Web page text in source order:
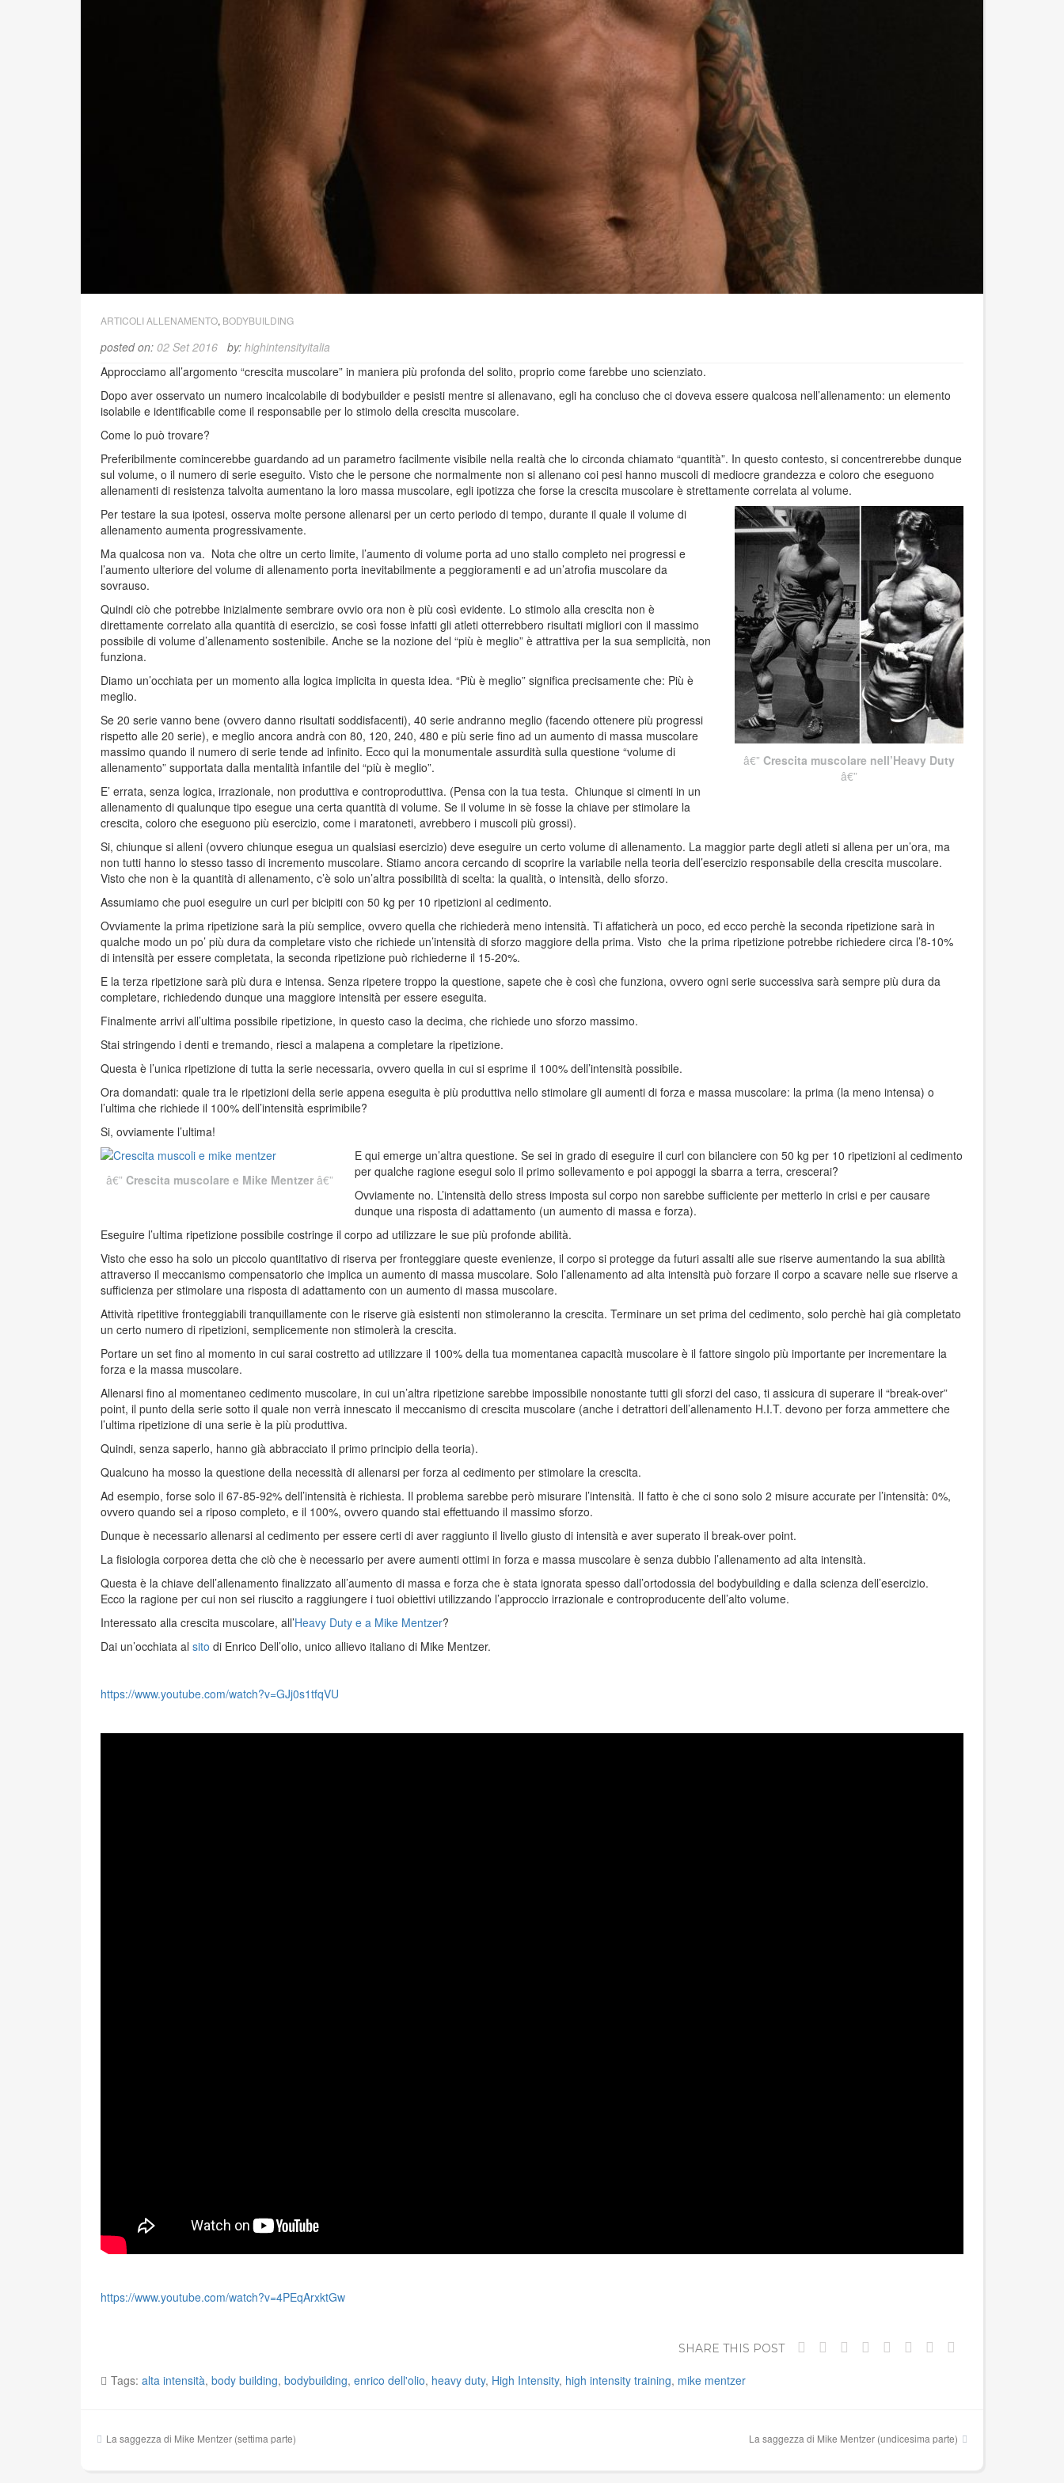
ARTICOLI ALLENAMENTO, BODYBUILDING
posted on: 02 Set 2016 by: highintensityitalia
Approcciamo all’argomento “crescita muscolare” in maniera più profonda del solito, proprio come farebbe uno scienziato.
Dopo aver osservato un numero incalcolabile di bodybuilder e pesisti mentre si allenavano, egli ha concluso che ci doveva essere qualcosa nell’allenamento: un elemento
isolabile e identificabile come il responsabile per lo stimolo della crescita muscolare.
Come lo può trovare?
Preferibilmente comincerebbe guardando ad un parametro facilmente visibile nella realtà che lo circonda chiamato “quantità”. In questo contesto, si concentrerebbe dunque
sul volume, o il numero di serie eseguito. Visto che le persone che normalmente non si allenano coi pesi hanno muscoli di mediocre grandezza e coloro che eseguono
allenamenti di resistenza talvolta aumentano la loro massa muscolare, egli ipotizza che forse la crescita muscolare è strettamente correlata al volume.
Crescita muscolare nell’Heavy Duty
Per testare la sua ipotesi, osserva molte persone allenarsi per un certo periodo di tempo, durante il quale il volume di
allenamento aumenta progressivamente.
Ma qualcosa non va. Nota che oltre un certo limite, l’aumento di volume porta ad uno stallo completo nei progressi e
l’aumento ulteriore del volume di allenamento porta inevitabilmente a peggioramenti e ad un’atrofia muscolare da
sovrauso.
Quindi ciò che potrebbe inizialmente sembrare ovvio ora non è più così evidente. Lo stimolo alla crescita non è
direttamente correlato alla quantità di esercizio, se così fosse infatti gli atleti otterrebbero risultati migliori con il massimo
possibile di volume d’allenamento sostenibile. Anche se la nozione del “più è meglio” è attrattiva per la sua semplicità, non
funziona.
Diamo un’occhiata per un momento alla logica implicita in questa idea. “Più è meglio” significa precisamente che: Più è
meglio.
Se 20 serie vanno bene (ovvero danno risultati soddisfacenti), 40 serie andranno meglio (facendo ottenere più progressi
rispetto alle 20 serie), e meglio ancora andrà con 80, 120, 240, 480 e più serie fino ad un aumento di massa muscolare
massimo quando il numero di serie tende ad infinito. Ecco qui la monumentale assurdità sulla questione “volume di
allenamento” supportata dalla mentalità infantile del “più è meglio”.
E’ errata, senza logica, irrazionale, non produttiva e controproduttiva. (Pensa con la tua testa. Chiunque si cimenti in un
allenamento di qualunque tipo esegue una certa quantità di volume. Se il volume in sè fosse la chiave per stimolare la
crescita, coloro che eseguono più esercizio, come i maratoneti, avrebbero i muscoli più grossi).
Si, chiunque si alleni (ovvero chiunque esegua un qualsiasi esercizio) deve eseguire un certo volume di allenamento. La maggior parte degli atleti si allena per un’ora, ma
non tutti hanno lo stesso tasso di incremento muscolare. Stiamo ancora cercando di scoprire la variabile nella teoria dell’esercizio responsabile della crescita muscolare.
Visto che non è la quantità di allenamento, c’è solo un’altra possibilità di scelta: la qualità, o intensità, dello sforzo.
Assumiamo che puoi eseguire un curl per bicipiti con 50 kg per 10 ripetizioni al cedimento.
Ovviamente la prima ripetizione sarà la più semplice, ovvero quella che richiederà meno intensità. Ti affaticherà un poco, ed ecco perchè la seconda ripetizione sarà in
qualche modo un po’ più dura da completare visto che richiede un’intensità di sforzo maggiore della prima. Visto che la prima ripetizione potrebbe richiedere circa l’8-10%
di intensità per essere completata, la seconda ripetizione può richiederne il 15-20%.
E la terza ripetizione sarà più dura e intensa. Senza ripetere troppo la questione, sapete che è così che funziona, ovvero ogni serie successiva sarà sempre più dura da
completare, richiedendo dunque una maggiore intensità per essere eseguita.
Finalmente arrivi all’ultima possibile ripetizione, in questo caso la decima, che richiede uno sforzo massimo.
Stai stringendo i denti e tremando, riesci a malapena a completare la ripetizione.
Questa è l’unica ripetizione di tutta la serie necessaria, ovvero quella in cui si esprime il 100% dell’intensità possibile.
Ora domandati: quale tra le ripetizioni della serie appena eseguita è più produttiva nello stimolare gli aumenti di forza e massa muscolare: la prima (la meno intensa) o
l’ultima che richiede il 100% dell’intensità esprimibile?
Si, ovviamente l’ultima!
Crescita muscolare e Mike Mentzer
E qui emerge un’altra questione. Se sei in grado di eseguire il curl con bilanciere con 50 kg per 10 ripetizioni al cedimento
per qualche ragione esegui solo il primo sollevamento e poi appoggi la sbarra a terra, crescerai?
Ovviamente no. L’intensità dello stress imposta sul corpo non sarebbe sufficiente per metterlo in crisi e per causare
dunque una risposta di adattamento (un aumento di massa e forza).
Eseguire l’ultima ripetizione possibile costringe il corpo ad utilizzare le sue più profonde abilità.
Visto che esso ha solo un piccolo quantitativo di riserva per fronteggiare queste evenienze, il corpo si protegge da futuri assalti alle sue riserve aumentando la sua abilità
attraverso il meccanismo compensatorio che implica un aumento di massa muscolare. Solo l’allenamento ad alta intensità può forzare il corpo a scavare nelle sue riserve a
sufficienza per stimolare una risposta di adattamento con un aumento di massa muscolare.
Attività ripetitive fronteggiabili tranquillamente con le riserve già esistenti non stimoleranno la crescita. Terminare un set prima del cedimento, solo perchè hai già completato
un certo numero di ripetizioni, semplicemente non stimolerà la crescita.
Portare un set fino al momento in cui sarai costretto ad utilizzare il 100% della tua momentanea capacità muscolare è il fattore singolo più importante per incrementare la
forza e la massa muscolare.
Allenarsi fino al momentaneo cedimento muscolare, in cui un’altra ripetizione sarebbe impossibile nonostante tutti gli sforzi del caso, ti assicura di superare il “break-over”
point, il punto della serie sotto il quale non verrà innescato il meccanismo di crescita muscolare (anche i detrattori dell’allenamento H.I.T. devono per forza ammettere che
l’ultima ripetizione di una serie è la più produttiva.
Quindi, senza saperlo, hanno già abbracciato il primo principio della teoria).
Qualcuno ha mosso la questione della necessità di allenarsi per forza al cedimento per stimolare la crescita.
Ad esempio, forse solo il 67-85-92% dell’intensità è richiesta. Il problema sarebbe però misurare l’intensità. Il fatto è che ci sono solo 2 misure accurate per l’intensità: 0%,
ovvero quando sei a riposo completo, e il 100%, ovvero quando stai effettuando il massimo sforzo.
Dunque è necessario allenarsi al cedimento per essere certi di aver raggiunto il livello giusto di intensità e aver superato il break-over point.
La fisiologia corporea detta che ciò che è necessario per avere aumenti ottimi in forza e massa muscolare è senza dubbio l’allenamento ad alta intensità.
Questa è la chiave dell’allenamento finalizzato all’aumento di massa e forza che è stata ignorata spesso dall’ortodossia del bodybuilding e dalla scienza dell’esercizio.
Ecco la ragione per cui non sei riuscito a raggiungere i tuoi obiettivi utilizzando l’approccio irrazionale e controproducente dell’alto volume.
Interessato alla crescita muscolare, all’Heavy Duty e a Mike Mentzer?
Dai un’occhiata al sito di Enrico Dell’olio, unico allievo italiano di Mike Mentzer.
https://www.youtube.com/watch?v=GJj0s1tfqVU
https://www.youtube.com/watch?v=4PEqArxktGw
SHARE THIS POST
Tags: alta intensità, body building, bodybuilding, enrico dell'olio, heavy duty, High Intensity, high intensity training, mike mentzer
Navigazione
La saggezza di Mike Mentzer (settima parte) La saggezza di Mike Mentzer (undicesima parte)